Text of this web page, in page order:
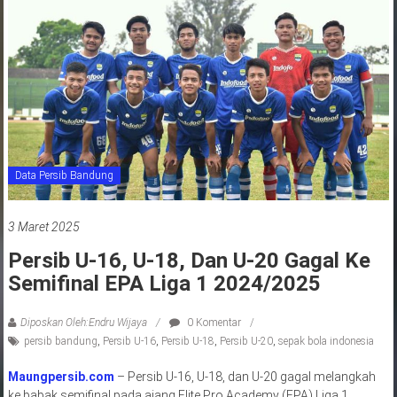
barat
indonesia
Data Persib Bandung
3 Maret 2025
Persib U-16, U-18, Dan U-20 Gagal Ke
Semifinal EPA Liga 1 2024/2025
Diposkan Oleh:Endru Wijaya
0 Komentar
persib bandung Persib U-16, Persib U-18 Persib U-20, sepak bola indonesia
Maungpersib.com – Persib U-16, U-18, dan U-20 gagal melangkah